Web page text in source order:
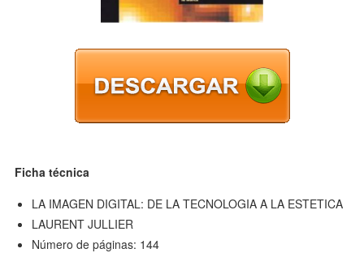
Ficha técnica
LA IMAGEN DIGITAL: DE LA TECNOLOGIA A LA ESTETICA
LAURENT JULLIER
Número de páginas: 144